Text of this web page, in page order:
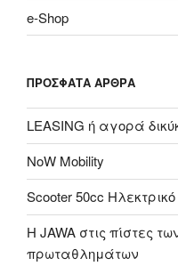
e-Shop
ΠΡΌΣΦΑΤΑ ΆΡΘΡΑ
LEASING ή αγορά
NoW Mobility
Scooter 50cc Ηλεκτρικό
H JAWA στις πίστες
πρωταθλημάτων